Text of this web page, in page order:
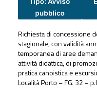
pubblico
Richiesta di concessione
stagionale, con validità
temporanea di aree
attività didattica, di
pratica canoistica e
Località Porto – FG. 32 –